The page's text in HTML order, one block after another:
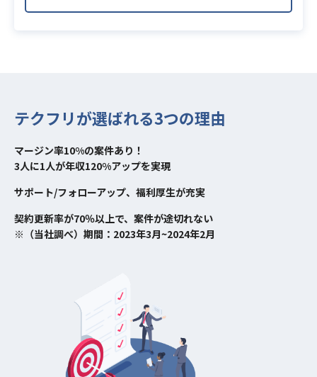
テクフリが選ばれる3つの理由
マージン率10%の案件あり！
3人に1人が年収120%アップを実現
サポート/フォローアップ、福利厚生が充実
契約更新率が70％以上で、案件が途切れない
※（当社調べ）期間：2023年3月~2024年2月